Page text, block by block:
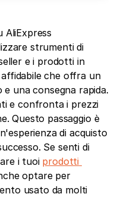
strumenti di
e i prodotti in
che offra un
una consegna rapida.
e confronta i prezzi
Questo passaggio è
di acquisto
Se senti di
i tuoi prodotti
optare per
usato da molti